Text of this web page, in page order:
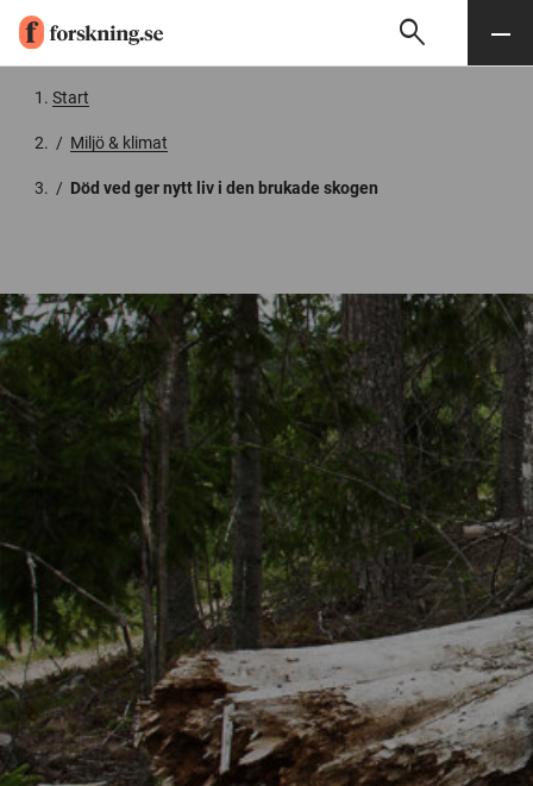
Söksearch Meny
Start
/ Miljö & klimat
/ Död ved ger nytt liv i den brukade skogen